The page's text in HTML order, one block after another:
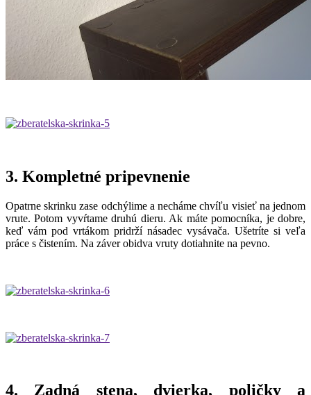
3. Kompletné pripevnenie
Opatrne skrinku zase odchýlime a necháme chvíľu visieť na jednom
vrute. Potom vyvŕtame druhú dieru. Ak máte pomocníka, je dobre,
keď vám pod vrtákom pridrží násadec vysávača. Ušetríte si veľa
práce s čistením. Na záver obidva vruty dotiahnite na pevno.
4. Zadná stena, dvierka, poličky a